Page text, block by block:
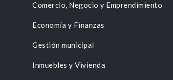
Comercio, Negocio y Emprendimiento
Economía y Finanzas
Gestión municipal
Inmuebles y Vivienda